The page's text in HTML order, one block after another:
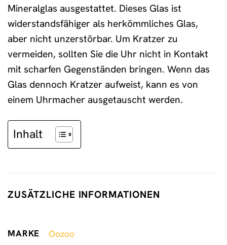
Mineralglas ausgestattet. Dieses Glas ist
widerstandsfähiger als herkömmliches Glas,
aber nicht unzerstörbar. Um Kratzer zu
vermeiden, sollten Sie die Uhr nicht in Kontakt
mit scharfen Gegenständen bringen. Wenn das
Glas dennoch Kratzer aufweist, kann es von
einem Uhrmacher ausgetauscht werden.
Inhalt
ZUSÄTZLICHE INFORMATIONEN
MARKE Oozoo